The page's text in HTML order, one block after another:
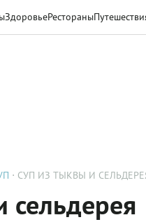
ЗдоровьеРестораны
СУП ИЗ ТЫКВЫ И
сельдерея